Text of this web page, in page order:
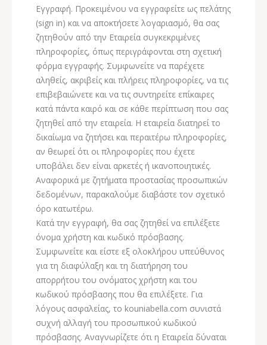
Εγγραφή. Προκειμένου να εγγραφείτε ως πελάτης
(sign in) και να αποκτήσετε λογαριασμό, θα σας
ζητηθούν από την Εταιρεία συγκεκριμένες
πληροφορίες, όπως περιγράφονται στη σχετική
φόρμα εγγραφής. Συμφωνείτε να παρέχετε
αληθείς, ακριβείς και πλήρεις πληροφορίες, να τις
επιβεβαιώνετε και να τις συντηρείτε επίκαιρες
κατά πάντα καιρό και σε κάθε περίπτωση που σας
ζητηθεί από την εταιρεία. Η εταιρεία διατηρεί το
δικαίωμα να ζητήσει και περαιτέρω πληροφορίες,
αν θεωρεί ότι οι πληροφορίες που έχετε
υποβάλει δεν είναι αρκετές ή ικανοποιητικές.
Αναφορικά με ζητήματα προστασίας προσωπικών
δεδομένων, παρακαλούμε διαβάστε τον σχετικό
όρο κατωτέρω.
Κατά την εγγραφή, θα σας ζητηθεί να επιλέξετε
όνομα χρήστη και κωδικό πρόσβασης.
Συμφωνείτε και είστε εξ ολοκλήρου υπεύθυνος
για τη διαφύλαξη και τη διατήρηση του
απορρήτου του ονόματος χρήστη και του
κωδικού πρόσβασης που θα επιλέξετε. Για
λόγους ασφαλείας, το kouniabella.com συνιστά
συχνή αλλαγή του προσωπικού κωδικού
πρόσβασης. Αναγνωρίζετε ότι η Εταιρεία δύναται